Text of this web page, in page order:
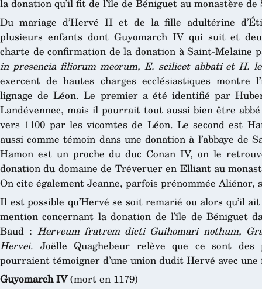
la donation qu’il fit de l’île de Béniguet au monastère
Du mariage d’Hervé II et de la fille adultérine
plusieurs enfants dont Guyomarch IV qui suit et
charte de confirmation de la donation à Saint-Melaine
in presencia filiorum meorum, E. scilicet abbati et H.
exercent de hautes charges ecclésiastiques montre
lignage de Léon. Le premier a été identifié par
Landévennec, mais il pourrait tout aussi bien être
vers 1100 par les vicomtes de Léon. Le second est
aussi comme témoin dans une donation à l’abbaye de
Hamon est un proche du duc Conan IV, on le
donation du domaine de Tréveruer en Elliant au
On cite également Jeanne, parfois prénommée Aliénor,
Il est possible qu’Hervé se soit remarié ou alors qu’il
mention concernant la donation de l’île de Béniguet
Baud : Herveum fratrem dicti Guihomari nothum,
Hervei. Joëlle Quaghebeur relève que ce sont des
pourraient témoigner d’une union dudit Hervé avec
Guyomarch IV(mort en 1179)